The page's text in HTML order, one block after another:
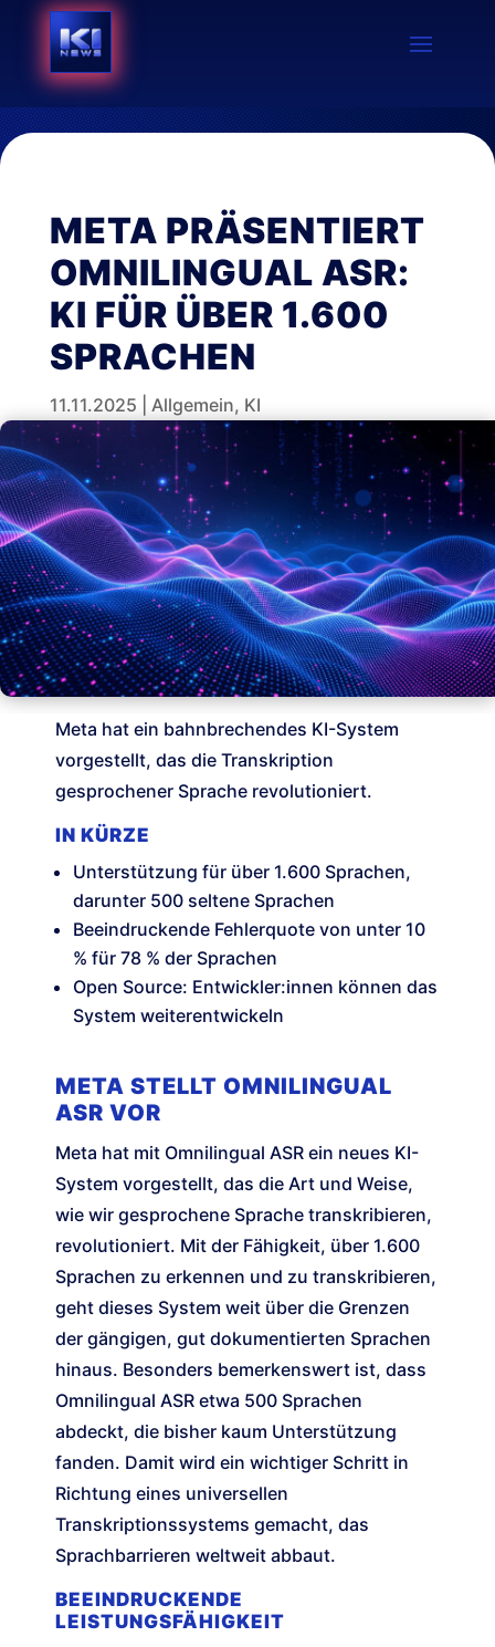
META PRÄSENTIERT
OMNILINGUAL ASR:
KI FÜR ÜBER 1.600
SPRACHEN
11.11.2025 Allgemein, KI
Meta hat ein bahnbrechendes KI-System
vorgestellt, das die Transkription
gesprochener Sprache revolutioniert.
IN KÜRZE
Unterstützung für über 1.600 Sprachen,
darunter 500 seltene Sprachen
Beeindruckende Fehlerquote von unter 10
% für 78 % der Sprachen
Open Source: Entwickler:innen können das
System weiterentwickeln
META STELLT OMNILINGUAL
ASR VOR
Meta hat mit Omnilingual ASR ein neues KI-
System vorgestellt, das die Art und Weise,
wie wir gesprochene Sprache transkribieren,
revolutioniert. Mit der Fähigkeit, über 1.600
Sprachen zu erkennen und zu transkribieren,
geht dieses System weit über die Grenzen
der gängigen, gut dokumentierten Sprachen
hinaus. Besonders bemerkenswert ist, dass
Omnilingual ASR etwa 500 Sprachen
abdeckt, die bisher kaum Unterstützung
fanden. Damit wird ein wichtiger Schritt in
Richtung eines universellen
Transkriptionssystems gemacht, das
Sprachbarrieren weltweit abbaut.
BEEINDRUCKENDE
LEISTUNGSFÄHIGKEIT